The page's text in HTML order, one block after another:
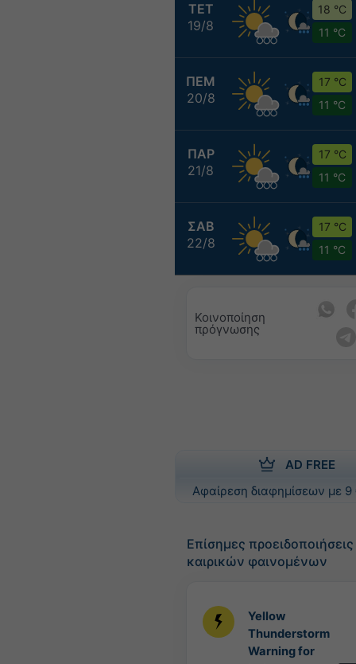
ΤΕΤ
19/8
18 °C
11 °C
ΠΕΜ
20/8
17 °C
11 °C
ΠΑΡ
21/8
17 °C
11 °C
ΣΑΒ
22/8
17 °C
11 °C
Κοινοποίηση
πρόγνωσης
AD FREE
Αφαίρεση διαφημίσεων με 9
Επίσημες
καιρικών φαινομένων
Yellow
Thunderstorm
Warning for